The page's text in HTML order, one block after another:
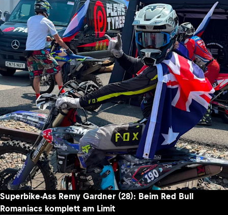
Superbike-Ass Remy Gardner (28): Beim Red Bull
Romaniacs komplett am Limit